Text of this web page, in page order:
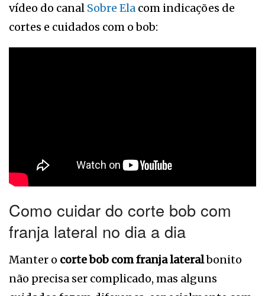
vídeo do canal Sobre Ela com indicações de
cortes e cuidados com o bob:
Como cuidar do corte bob com
franja lateral no dia a dia
Manter o corte bob com franja lateralbonito
não precisa ser complicado, mas alguns